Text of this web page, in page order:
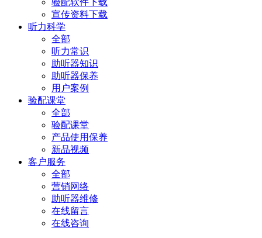
验配软件下载
宣传资料下载
听力科学
全部
听力常识
助听器知识
助听器保养
用户案例
验配课堂
全部
验配课堂
产品使用保养
新品视频
客户服务
全部
营销网络
助听器维修
在线留言
在线咨询